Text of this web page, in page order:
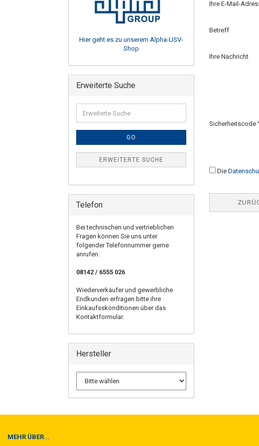
Ihre E-Mail-
Betreff
Ihre Nachricht
Sicherheitscode
Die
Hier geht es zu unserem Alpha-USV-
Shop
Erweiterte Suche
GO
ERWEITERTE SUCHE
Telefon
Bei technischen und vertrieblichen
Fragen können Sie uns unter
folgender Telefonnummer gerne
anrufen:
08142 / 6555 026
Wiederverkäufer und gewerbliche
Endkunden erfragen bitte ihre
Einkaufsskonditionen über das
Kontaktformular.
Hersteller
MEHR ÜBER...